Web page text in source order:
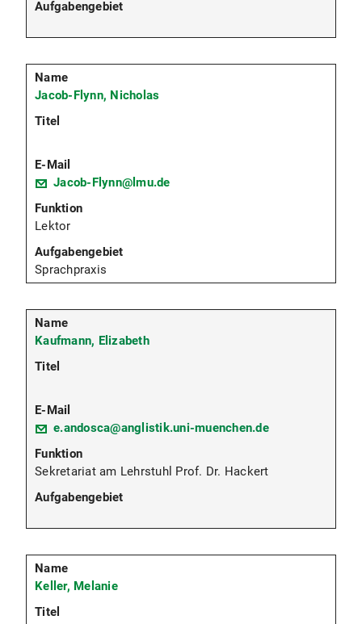
Jacob-Flynn, Nicholas
Jacob-Flynn@lmu.de
Lektor
Sprachpraxis
Kaufmann, Elizabeth
e.andosca@anglistik.uni-muenchen.de
Sekretariat am Lehrstuhl Prof. Dr. Hackert
Keller, Melanie